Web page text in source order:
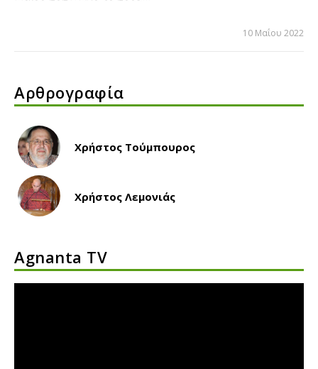
10 Μαΐου 2022
Αρθρογραφία
Χρήστος Τούμπουρος
Χρήστος Λεμονιάς
Agnanta TV